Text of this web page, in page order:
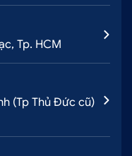
Tp. HCM
(Tp Thủ Đức cũ)